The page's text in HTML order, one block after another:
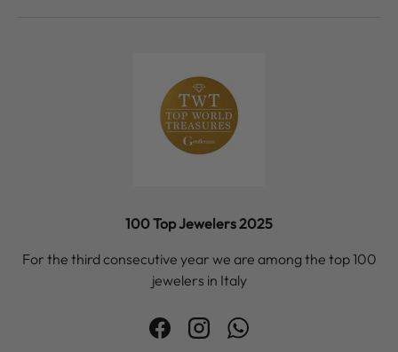
100 Top Jewelers 2025
For the third consecutive year we are among the top 100
jewelers in Italy
FacebookInstagramWhatsApp